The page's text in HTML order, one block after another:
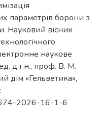
параметрів борони з
Науковий вісник
наукове
д.т.н., проф. В. М.
дім «Гельветика»,
2026-16-1-6